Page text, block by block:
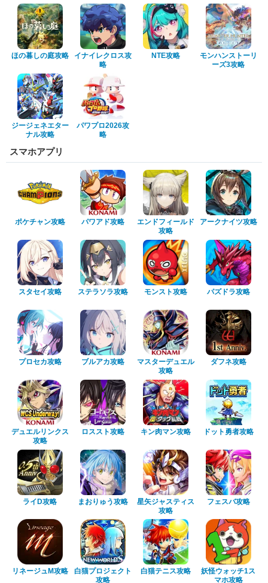
ほの暮しの庭攻略
イナイレクロス攻
略
NTE攻略
モンハンストーリ
ーズ3攻略
ジージェネエター
ナル攻略
パワプロ2026攻
略
スマホアプリ
ポケチャン攻略 パワアド攻略
エンドフィールド
攻略
アークナイツ攻略
スタセイ攻略 ステラソラ攻略 モンスト攻略 パズドラ攻略
プロセカ攻略 ブルアカ攻略
マスターデュエル
攻略
ダフネ攻略
デュエルリンクス
攻略
ロススト攻略 キン肉マン攻略 ドット勇者攻略
ライD攻略 まおりゅう攻略
星矢ジャスティス
攻略
フェスバ攻略
リネージュM攻略
白猫プロジェクト
攻略
白猫テニス攻略
妖怪ウォッチ1ス
マホ攻略